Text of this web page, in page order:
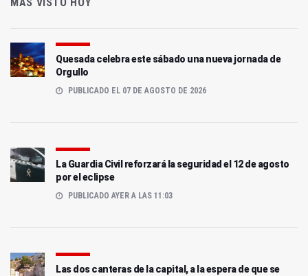
MÁS VISTO HOY
Quesada celebra este sábado una nueva jornada de
Orgullo
PUBLICADO EL 07 DE AGOSTO DE 2026
La Guardia Civil reforzará la seguridad el 12 de agosto
por el eclipse
PUBLICADO AYER A LAS 11:03
Las dos canteras de la capital, a la espera de que se